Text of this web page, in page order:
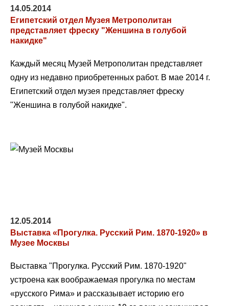
14.05.2014
Египетский отдел Музея Метрополитан
представляет фреску "Женшина в голубой
накидке"
Каждый месяц Музей Метрополитан представляет
одну из недавно приобретенных работ. В мае 2014 г.
Египетский отдел музея представляет фреску
"Женшина в голубой накидке".
12.05.2014
Выставка «Прогулка. Pусский Рим. 1870-1920» в
Музее Москвы
Выставка "Прогулка. Русский Рим. 1870-1920"
устроена как воображаемая прогулка по местам
«русского Рима» и рассказывает историю его